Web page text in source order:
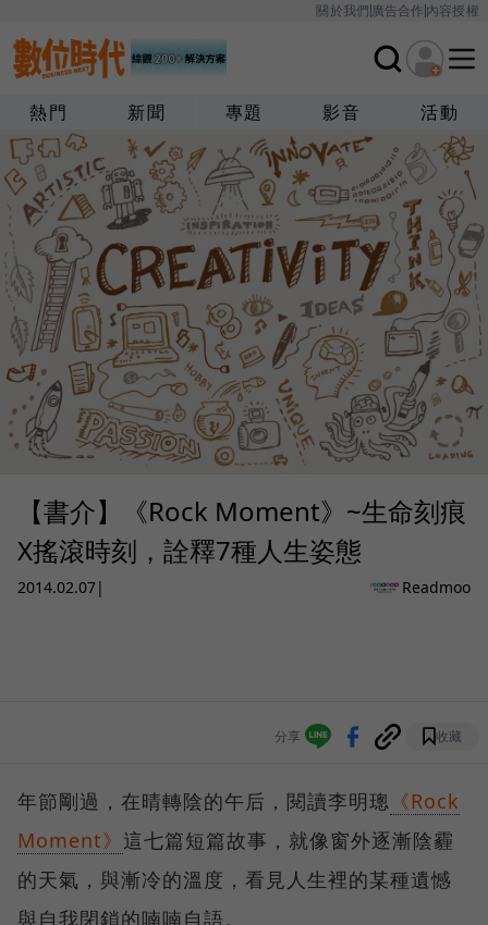
關於我們廣告合作內容授權
熱門 新聞 專題 影音 活動
【書介】《Rock Moment》~生命刻痕
X搖滾時刻，詮釋7種人生姿態
2014.02.07| Readmoo
分享 收藏
年節剛過，在晴轉陰的午后，閱讀李明璁 《Rock
Moment》 這七篇短篇故事，就像窗外逐漸陰霾
的天氣，與漸冷的溫度，看見人生裡的某種遺憾
與自我閉鎖的喃喃自語。